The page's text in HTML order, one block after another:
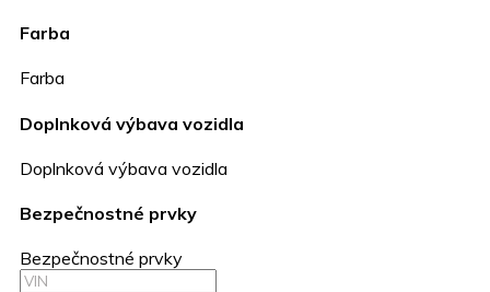
Farba
Farba
Doplnková výbava vozidla
Doplnková výbava vozidla
Bezpečnostné prvky
Bezpečnostné prvky